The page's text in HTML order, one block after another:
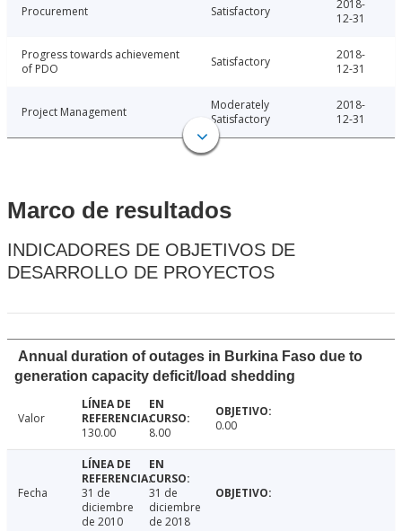
Procurement Satisfactory
2018-
12-31
Progress towards achievement
of PDO
Satisfactory
2018-
12-31
Project Management
Moderately
Satisfactory
2018-
12-31
Marco de resultados
INDICADORES DE OBJETIVOS DE
DESARROLLO DE PROYECTOS
Annual duration of outages in Burkina Faso due to
generation capacity deficit/load shedding
Valor
130.00
8.00 0.00
Fecha
31 de
diciembre
de 2010
31 de
diciembre
de 2018